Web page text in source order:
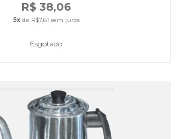
R$ 38,06
5xde R$7,61 sem juros
Esgotado